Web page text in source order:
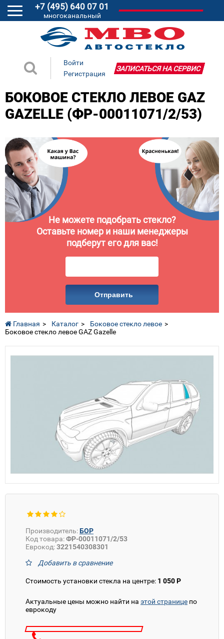
+7 (495) 640 07 01
многоканальный
Войти
Регистрация
ЗАПИСАТЬСЯ НА СЕРВИС
БОКОВОЕ СТЕКЛО ЛЕВОЕ GAZ
GAZELLE (ФР-00011071/2/53)
Не можете подобрать стекло?
Оставьте номер и наши менеджеры
подберут его для вас!
Отправить
Главная Каталог
Боковое стекло левое
Боковое стекло левое GAZ Gazelle
Производитель:БОР
Код товара:ФР-00011071/2/53
Еврокод:3221540308301
Добавить в сравнение
Стоимость установки стекла на центре: 1 050 Р
Актуальные цены можно найти на этой странице по
еврокоду